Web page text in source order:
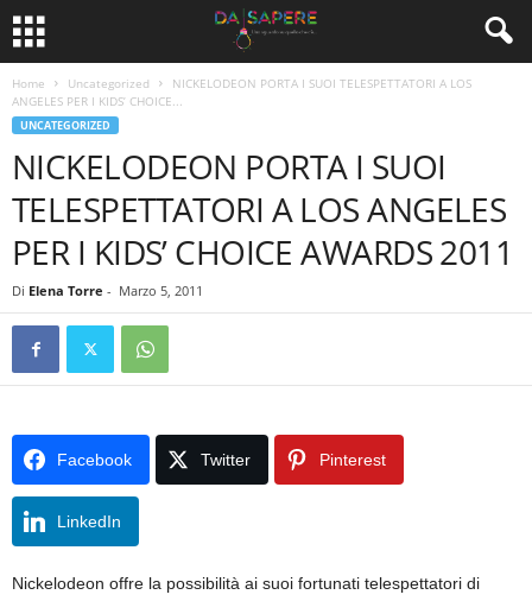
Home Uncategorized
NICKELODEON PORTA I SUOI TELESPETTATORI A LOS
ANGELES PER I KIDS’ CHOICE...
UNCATEGORIZED
NICKELODEON PORTA I SUOI
TELESPETTATORI A LOS ANGELES
PER I KIDS’ CHOICE AWARDS 2011
Di Elena Torre - Marzo 5, 2011
Facebook Twitter Pinterest
LinkedIn
Nickelodeon offre la possibilità ai suoi fortunati telespettatori di